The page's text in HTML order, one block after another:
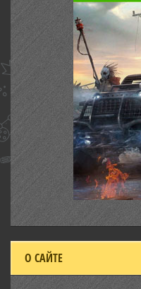
О САЙТЕ